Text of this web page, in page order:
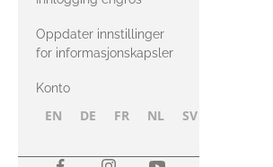
Oppdater innstillinger
for informasjonskapsler
Konto
EN DE FR NL SV